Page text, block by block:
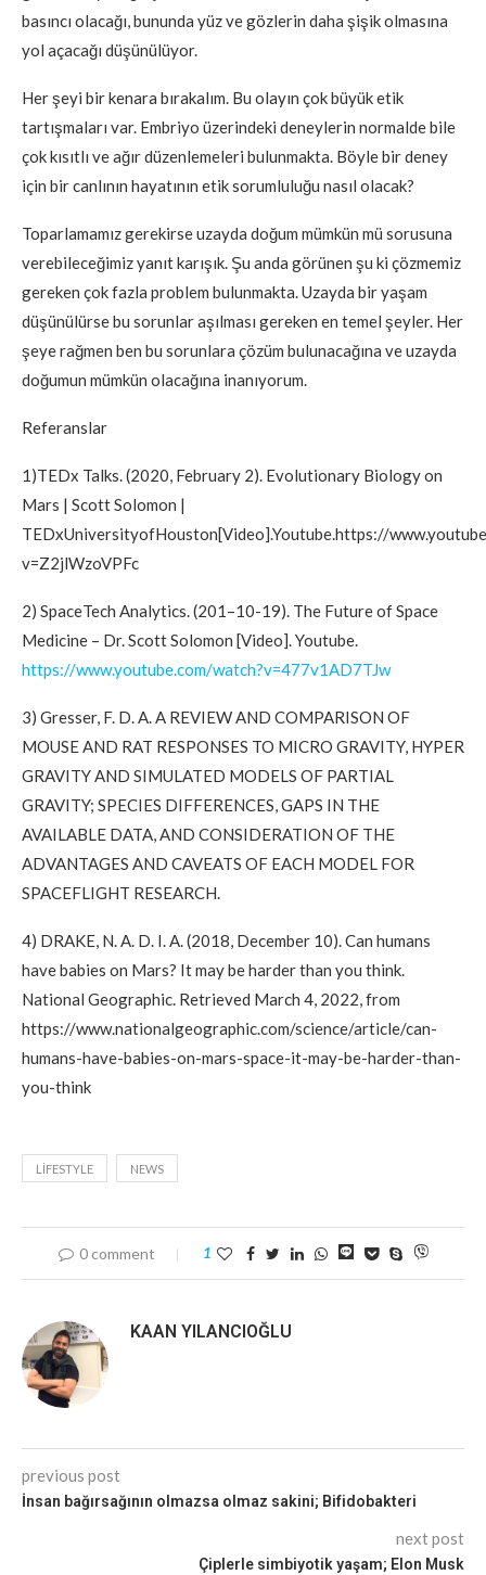
basıncı olacağı, bununda yüz ve gözlerin daha şişik olmasına
yol açacağı düşünülüyor.
Her şeyi bir kenara bırakalım. Bu olayın çok büyük etik
tartışmaları var. Embriyo üzerindeki deneylerin normalde bile
çok kısıtlı ve ağır düzenlemeleri bulunmakta. Böyle bir deney
için bir canlının hayatının etik sorumluluğu nasıl olacak?
Toparlamamız gerekirse uzayda doğum mümkün mü sorusuna
verebileceğimiz yanıt karışık. Şu anda görünen şu ki çözmemiz
gereken çok fazla problem bulunmakta. Uzayda bir yaşam
düşünülürse bu sorunlar aşılması gereken en temel şeyler. Her
şeye rağmen ben bu sorunlara çözüm bulunacağına ve uzayda
doğumun mümkün olacağına inanıyorum.
Referanslar
1)TEDx Talks. (2020, February 2). Evolutionary Biology on
Mars | Scott Solomon |
TEDxUniversityofHouston[Video].Youtube.https://
v=Z2jlWzoVPFc
2) SpaceTech Analytics. (201–10-19). The Future of Space
Medicine – Dr. Scott Solomon [Video]. Youtube.
https://www.youtube.com/watch?v=477v1AD7TJw
3) Gresser, F. D. A. A REVIEW AND COMPARISON OF
MOUSE AND RAT RESPONSES TO MICRO GRAVITY, HYPER
GRAVITY AND SIMULATED MODELS OF PARTIAL
GRAVITY; SPECIES DIFFERENCES, GAPS IN THE
AVAILABLE DATA, AND CONSIDERATION OF THE
ADVANTAGES AND CAVEATS OF EACH MODEL FOR
SPACEFLIGHT RESEARCH.
4) DRAKE, N. A. D. I. A. (2018, December 10). Can humans
have babies on Mars? It may be harder than you think.
National Geographic. Retrieved March 4, 2022, from
https://www.nationalgeographic.com/science/article/can-
humans-have-babies-on-mars-space-it-may-be-harder-than-
you-think
LIFESTYLE NEWS
0 comment 1
KAAN YILANCIOĞLU
previous post
İnsan bağırsağının olmazsa olmaz sakini; Bifidobakteri
next post
Çiplerle simbiyotik yaşam; Elon Musk